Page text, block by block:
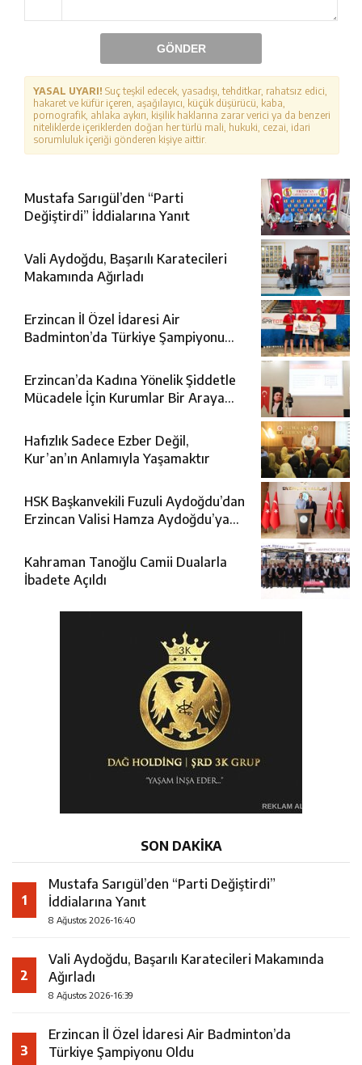
GÖNDER
YASAL UYARI! Suç teşkil edecek, yasadışı, tehditkar, rahatsız edici,
hakaret ve küfür içeren, aşağılayıcı, küçük düşürücü, kaba,
pornografik, ahlaka aykırı, kişilik haklarına zarar verici ya da benzeri
niteliklerde içeriklerden doğan her türlü mali, hukuki, cezai, idari
sorumluluk içeriği gönderen kişiye aittir.
Mustafa Sarıgül’den “Parti
Değiştirdi” İddialarına Yanıt
Vali Aydoğdu, Başarılı Karatecileri
Makamında Ağırladı
Erzincan İl Özel İdaresi Air
Badminton’da Türkiye Şampiyonu
Erzincan’da Kadına Yönelik Şiddetle
Mücadele İçin Kurumlar Bir Araya
Hafızlık Sadece Ezber Değil,
Kur’an’ın Anlamıyla Yaşamaktır
HSK Başkanvekili Fuzuli Aydoğdu’dan
Erzincan Valisi Hamza Aydoğdu’ya
Kahraman Tanoğlu Camii Dualarla
İbadete Açıldı
SON DAKİKA
1
Mustafa Sarıgül’den “Parti Değiştirdi”
İddialarına Yanıt
8 Ağustos 2026-16:40
2
Vali Aydoğdu, Başarılı Karatecileri Makamında
Ağırladı
8 Ağustos 2026-16:39
3
Erzincan İl Özel İdaresi Air Badminton’da
Türkiye Şampiyonu Oldu